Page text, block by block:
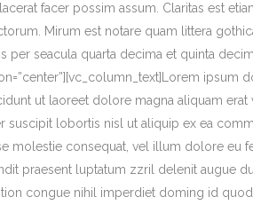
facer possim assum. Claritas est
Mirum est notare quam littera
per seacula quarta decima et quinta
ut laoreet dolore magna aliquam
suscipit lobortis nisl ut aliquip ex ea
molestie consequat, vel illum dolore eu
praesent luptatum zzril delenit augue
congue nihil imperdiet doming id